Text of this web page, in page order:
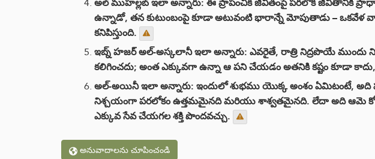
ఉన్నాడో, తన కుటుంబంపై కూడా అటువంటి భారాన్నే మోపుతాడు –
కనిపిస్తుంది.
ఇబ్న్ హజర్ అల్-అస్కలానీ ఇలా అన్నారు: ఎవరైతే, రాత్రి నిద్రపొయే ముందు
కలిగించదు; అంత ఎక్కువగా ఉన్నా ఆ పని చేయడం అతనికి కష్టం కూడా
అల్-అయినీ ఇలా అన్నారు: ఇందులో శుభము యొక్క అంశం ఏమిటంటే,
నిశ్చయంగా పరలోకం ఉత్తమమైనది మరియు శాశ్వతమైనది. లేదా అది ఆమె కోరిన
ఎక్కువ సేవ చేయగల శక్తి పొందవచ్చు.
అనువాదాలను చూపించండి